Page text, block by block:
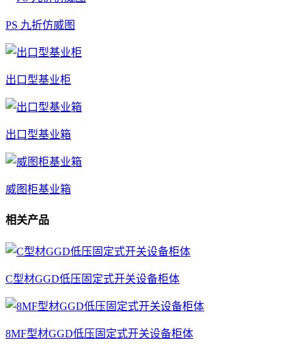
PS 九折仿威图
出口型基业柜
出口型基业箱
威图柜基业箱
相关产品
C型材GGD低压固定式开关设备柜体
8MF型材GGD低压固定式开关设备柜体